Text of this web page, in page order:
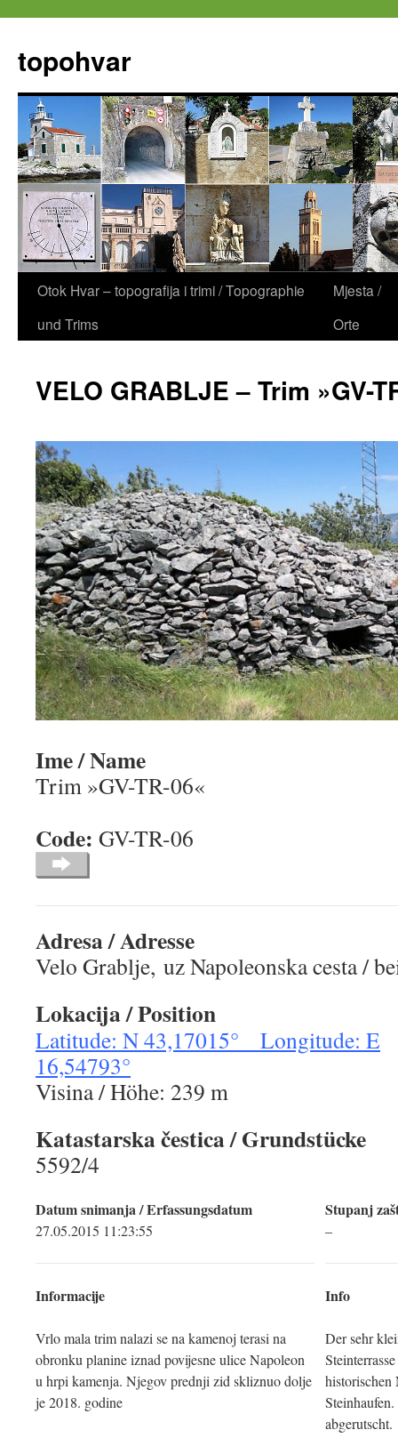
springen
topohvar
Otok Hvar – topografija i trimi / Topographie
und Trims
Mjesta /
Orte
VELO GRABLJE – Trim »GV-
Ime / Name
Trim »GV-TR-06«
Code: GV-TR-
Adresa / Adresse
Velo Grablje, uz Napoleonska cesta /
Lokacija / Position
Latitude: N 43,17015° Longitude: E
16,54793°
Visina / Höhe: 239 m
Katastarska čestica / Grundstücke
5592/4
Datum snimanja / Erfassungsdatum
27.05.2015 11:23:55
Informacije
Vrlo mala trim nalazi se na kamenoj terasi na
obronku planine iznad povijesne ulice Napoleon
u hrpi kamenja. Njegov prednji zid skliznuo dolje
je 2018. godine
Stupanj
–
Info
Der sehr
historischen
abgerutscht.